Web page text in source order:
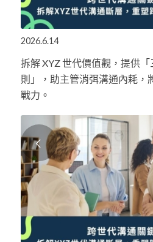
2026.6.14
拆解 XYZ 世代價值觀，提供
則」，助主管消弭溝通內耗，
戰力。
下一頁